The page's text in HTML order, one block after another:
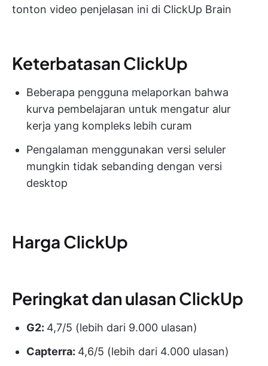
tonton video penjelasan ini di ClickUp Brain
Keterbatasan ClickUp
Beberapa pengguna melaporkan bahwa
kurva pembelajaran untuk mengatur alur
kerja yang kompleks lebih curam
Pengalaman menggunakan versi seluler
mungkin tidak sebanding dengan versi
desktop
Harga ClickUp
Peringkat dan ulasan ClickUp
G2: 4,7/5 (lebih dari 9.000 ulasan)
Capterra: 4,6/5 (lebih dari 4.000 ulasan)